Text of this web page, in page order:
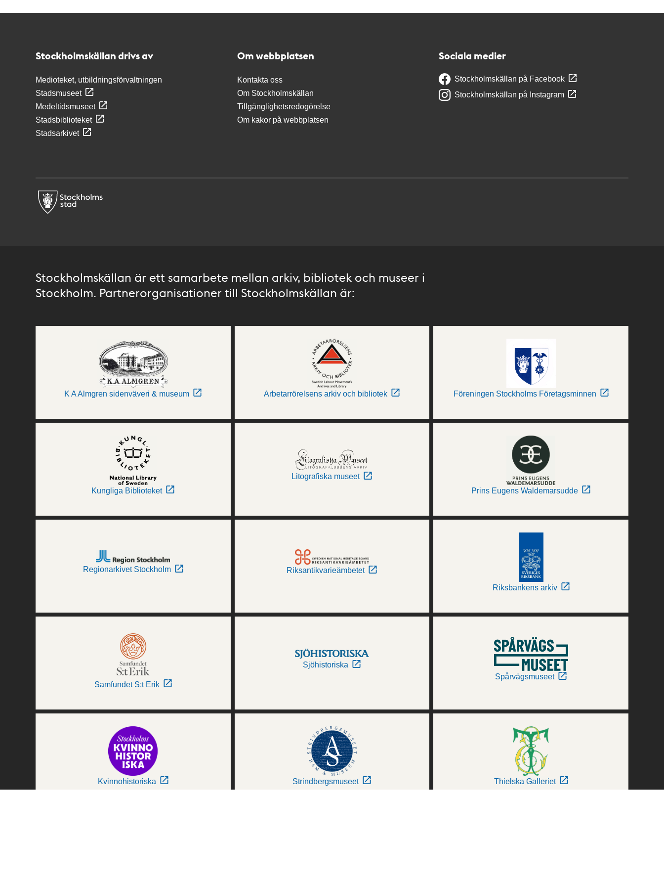
Stockholmskällan drivs av
Medioteket, utbildningsförvaltningen
Stadsmuseet
Medeltidsmuseet
Stadsbiblioteket
Stadsarkivet
Om webbplatsen
Kontakta oss
Om Stockholmskällan
Tillgänglighetsredogörelse
Om kakor på webbplatsen
Sociala medier
Stockholmskällan på Facebook
Stockholmskällan på Instagram
Stockholmskällan är ett samarbete mellan arkiv, bibliotek och museer i
Stockholm. Partnerorganisationer till Stockholmskällan är:
K A Almgren sidenväveri & museum Arbetarrörelsens arkiv och bibliotek Föreningen Stockholms Företagsminnen
Kungliga Biblioteket
Litografiska museet
Prins Eugens Waldemarsudde
Regionarkivet Stockholm Riksantikvarieämbetet
Riksbankens arkiv
Samfundet S:t Erik
Sjöhistoriska
Spårvägsmuseet
Kvinnohistoriska Strindbergsmuseet Thielska Galleriet